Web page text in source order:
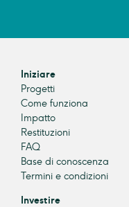
Iniziare
Progetti
Come funziona
Impatto
Restituzioni
FAQ
Base di conoscenza
Termini e condizioni
Investire